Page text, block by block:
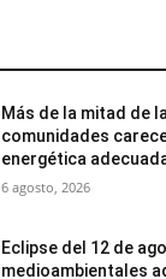
Más de la mitad de
comunidades
energética
6 agosto, 2026
Eclipse del 12 de
medioambientales